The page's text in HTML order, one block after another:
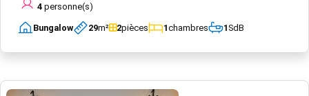
4 personne(s)
Bungalow 29m² 2pièces 1chambres 1SdB